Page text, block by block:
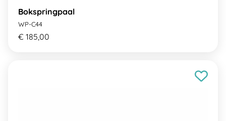
Bokspringpaal
WP-C44
€ 185,00